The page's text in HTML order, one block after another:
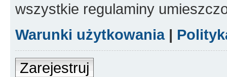
wszystkie regulaminy
Warunki użytkowania|
Zarejestruj